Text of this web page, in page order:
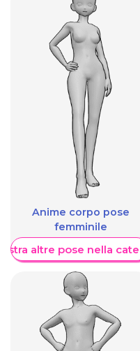
Anime corpo pose
femminile
altre pose nella